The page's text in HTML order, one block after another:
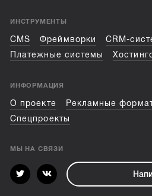
ИНСТРУМЕНТЫ
CMS Фреймворки
CRM-
Платежные системы
ИНФОРМАЦИЯ
О проекте Рекламные
Спецпроекты
МЫ НА СВЯЗИ